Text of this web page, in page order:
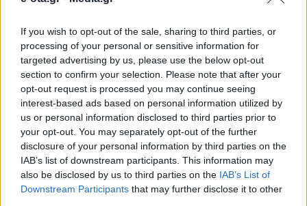
If you wish to opt-out of the sale, sharing to third parties, or
processing of your personal or sensitive information for
targeted advertising by us, please use the below opt-out
section to confirm your selection. Please note that after your
opt-out request is processed you may continue seeing
interest-based ads based on personal information utilized by
us or personal information disclosed to third parties prior to
your opt-out. You may separately opt-out of the further
disclosure of your personal information by third parties on the
IAB’s list of downstream participants. This information may
also be disclosed by us to third parties on the IAB’s List of
Downstream Participants that may further disclose it to other
Επίκεντρο της διεθνούς υδατοσφαίρισης Θα γίνει
το διήμερο 2 και 3 Μαΐου στο Ρέστειο Κολυμβητήριο
στο Παλαιό Φάληρο, όπου θα διεξαχθούν οι αγώνες
για το Final 4 του Conference Cup. Πρόκειται για το
1ο Final 4 του Conference Cup, της νέας ευρωπαϊκής
διασυλλογικής διοργάνωσης της European Aquatics,
που θα πραγματοποιηθεί στο Παλαιό Φάληρο, σε
μια […]
30.04.2026 - 12.46